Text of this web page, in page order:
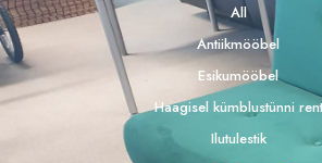
All
Antiikmööbel
Esikumööbel
Haagisel kümblustünni rent
Ilutulestik